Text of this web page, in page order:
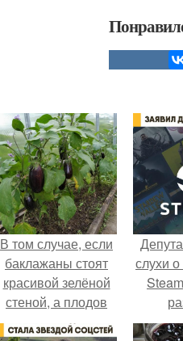
В том случае, если
баклажаны стоят
красивой зелёной
стеной, а плодов
почти не видно -
слухи